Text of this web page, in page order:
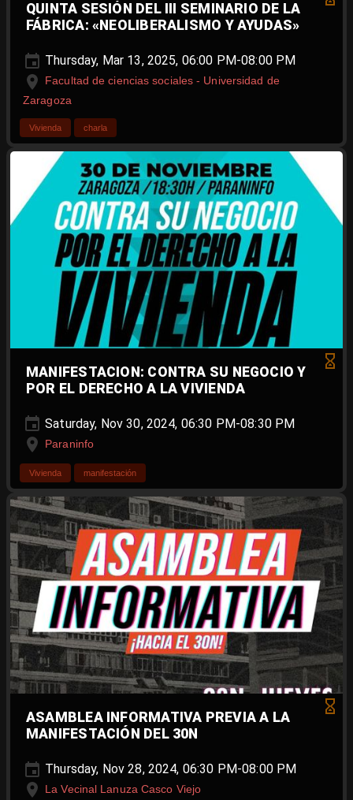
QUINTA SESIÓN DEL III SEMINARIO DE LA
FÁBRICA: «NEOLIBERALISMO Y AYUDAS»
Thursday, Mar 13, 2025, 06:00 PM-08:00 PM
Facultad de ciencias sociales - Universidad de
Zaragoza
Vivienda charla
MANIFESTACION: CONTRA SU NEGOCIO Y
POR EL DERECHO A LA VIVIENDA
Saturday, Nov 30, 2024, 06:30 PM-08:30 PM
Paraninfo
Vivienda manifestación
ASAMBLEA INFORMATIVA PREVIA A LA
MANIFESTACIÓN DEL 30N
Thursday, Nov 28, 2024, 06:30 PM-08:00 PM
La Vecinal Lanuza Casco Viejo